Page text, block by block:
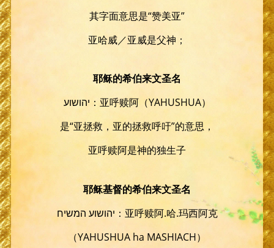
其字面意思是“赞美亚”
亚哈威／亚威是父神；
耶稣的希伯来文圣名
יהושוע：亚呼赎阿（YAHUSHUA）
是“亚拯救，亚的拯救呼吁”的意思，
亚呼赎阿是神的独生子
耶稣基督的希伯来文圣名
יהושוע המשיח：亚呼赎阿.哈.玛西阿克
（YAHUSHUA ha MASHIACH）